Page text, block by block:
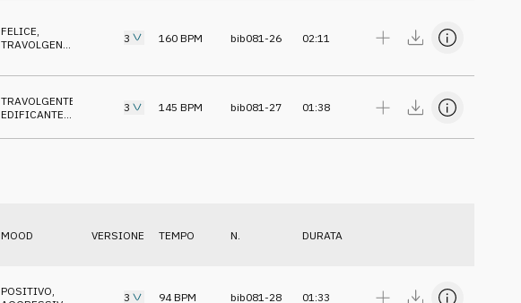
FELICE,
TRAVOLGENTE
3 160 BPM bib081-26 02:11
TRAVOLGENTE
EDIFICANTE
3 145 BPM bib081-27 01:38
MOOD VERSIONE TEMPO N. DURATA
POSITIVO 3 94BPM bib081-28 01:33